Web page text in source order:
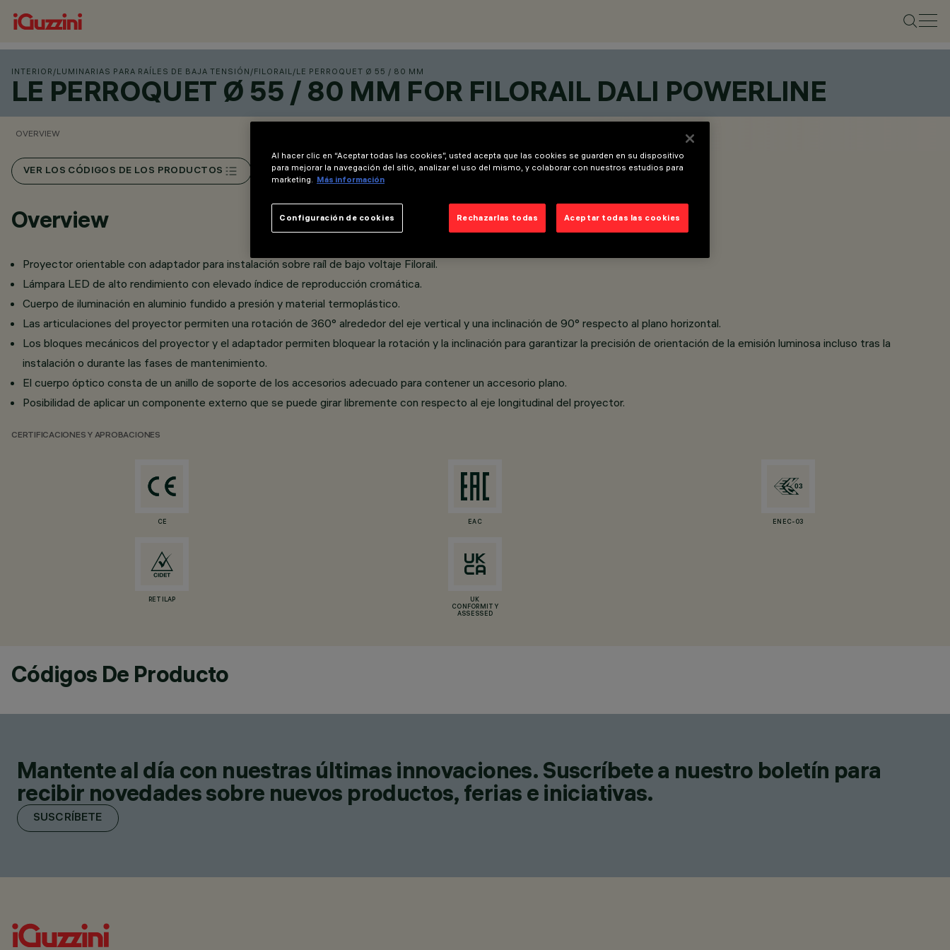
INTERIOR /LUMINARIAS PARA RAÍLES DE BAJA TENSIÓN /FILORAIL/LE PERROQUET Ø 55 / 80 MM
LE PERROQUET Ø 55 / 80 MM FOR FILORAIL DALI POWERLINE
OVERVIEW
VER LOS CÓDIGOS DE LOS PRODUCTOS
Overview
Proyector orientable con adaptador para instalación sobre raíl de bajo voltaje Filorail.
Lámpara LED de alto rendimiento con elevado índice de reproducción cromática.
Cuerpo de iluminación en aluminio fundido a presión y material termoplástico.
Las articulaciones del proyector permiten una rotación de 360° alrededor del eje vertical y una inclinación de 90° respecto al plano horizontal.
Los bloques mecánicos del proyector y el adaptador permiten bloquear la rotación y la inclinación para garantizar la precisión de orientación de la emisión luminosa incluso tras la
instalación o durante las fases de mantenimiento.
El cuerpo óptico consta de un anillo de soporte de los accesorios adecuado para contener un accesorio plano.
Posibilidad de aplicar un componente externo que se puede girar libremente con respecto al eje longitudinal del proyector.
CERTIFICACIONES Y APROBACIONES
CE EAC ENEC-03
RETILAP
UK
CONFORMITY
ASSESSED
Códigos De Producto
Mantente al día con nuestras últimas innovaciones. Suscríbete a nuestro boletín para
recibir novedades sobre nuevos productos, ferias e iniciativas.
SUSCRÍBETE
Al hacer clic en “Aceptar todas las cookies”, usted acepta que las cookies se guarden en su dispositivo
para mejorar la navegación del sitio, analizar el uso del mismo, y colaborar con nuestros estudios para
marketing.
Más información
Rechazarlas todas Aceptar todas las cookies
Configuración de cookies